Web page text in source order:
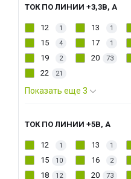
ТОК ПО ЛИНИИ +3,3В, А
12 1 13 1
15 4 17 1
19 2 20 73
22 21
Показать еще 3
ТОК ПО ЛИНИИ +5В, А
12 1 13 1
15 10 16 2
18 12 20 73